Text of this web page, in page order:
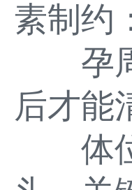
素制约
孕周
后才能
体位